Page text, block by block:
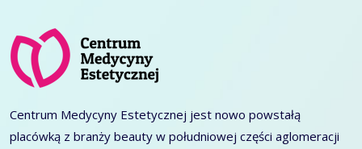
Centrum Medycyny Estetycznej jest nowo powstałą
placówką z branży beauty w południowej części aglomeracji